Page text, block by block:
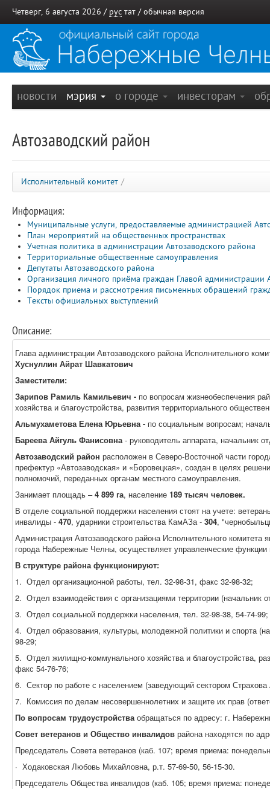
Четверг, 6 августа 2026 / рус тат / обычная версия
новости мэрия о городе инвесторам
Автозаводский район
Исполнительный комитет /
Информация:
Муниципальные услуги, предоставляемые администрацией
План мероприятий на общественных пространствах
Учетная политика в администрации Автозаводского района
Территориальные общественные самоуправления
Депутаты Автозаводского района
Организация личного приёма граждан Главой администрации
Порядок приема и рассмотрения письменных обращений
Тексты официальных выступлений
Описание:
Глава администрации Автозаводского района Исполнительного
Хуснуллин Айрат Шавкатович
Заместители:
Зарипов Рамиль Камильевич - по вопросам жизнеобеспечения
хозяйства и благоустройства, развития территориального
Альмухаметова Елена Юрьевна - по социальным вопросам;
Бареева Айгуль Фанисовна- руководитель аппарата, начальник
Автозаводский район расположен в Северо-Восточной части
префектур «Автозаводская» и «Боровецкая», создан в целях
полномочий, переданных органам местного самоуправления.
Занимает площадь –4 899 га, население 189 тысяч человек.
В отделе социальной поддержки населения стоят на учете:
инвалиды - 470, ударники строительства КамАЗа - 304,
Администрация Автозаводского района Исполнительного
города Набережные Челны, осуществляет управленческие
В структуре района функционируют:
1. Отдел организационной работы, тел. 32-98-31, факс 32-98-32;
2. Отдел взаимодействия с организациями территории (начальник
3. Отдел социальной поддержки населения, тел. 32-98-38, 54-74-99;
4. Отдел образования, культуры, молодежной политики и спорта
98-29;
5. Отдел жилищно-коммунального хозяйства и благоустройства,
факс 54-76-76;
6. Сектор по работе с населением (заведующий сектором
7. Комиссия по делам несовершеннолетних и защите их прав
По вопросам трудоустройстваобращаться по адресу: г.
Совет ветеранов и Общество инвалидов района находятся по
Председатель Совета ветеранов (каб. 107; время приема:
· Ходаковская Любовь Михайловна, р.т. 57-69-50, 56-15-30.
Председатель Общества инвалидов (каб. 105; время приема: